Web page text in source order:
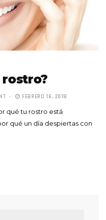
rostro?
FEBRERO 16, 2018
qué tu rostro está
qué un día despiertas con